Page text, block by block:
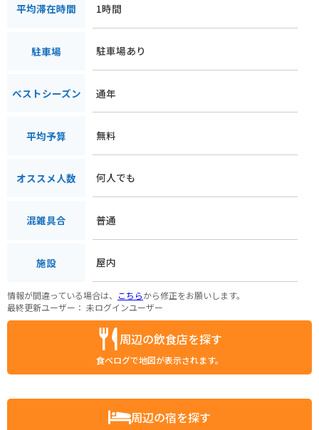
平均滞在時間 1時間
駐車場 駐車場あり
ベストシーズン 通年
平均予算 無料
オススメ人数 何人でも
混雑具合 普通
施設 屋内
情報が間違っている場合は、 こちらから修正をお願いします。
最終更新ユーザー： 未ログインユーザー
周辺の飲食店を探す
食べログで地図が表示されます。
周辺の宿を探す